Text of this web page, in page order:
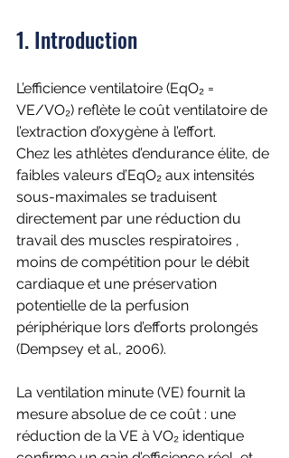
1. Introduction
L’efficience ventilatoire (EqO₂ =
VE/VO₂) reflète le coût ventilatoire de
l’extraction d’oxygène à l’effort.
Chez les athlètes d’endurance élite, de
faibles valeurs d’EqO₂ aux intensités
sous-maximales se traduisent
directement par une réduction du
travail des muscles respiratoires ,
moins de compétition pour le débit
cardiaque et une préservation
potentielle de la perfusion
périphérique lors d’efforts prolongés
(Dempsey et al., 2006).
La ventilation minute (VE) fournit la
mesure absolue de ce coût : une
réduction de la VE à VO₂ identique